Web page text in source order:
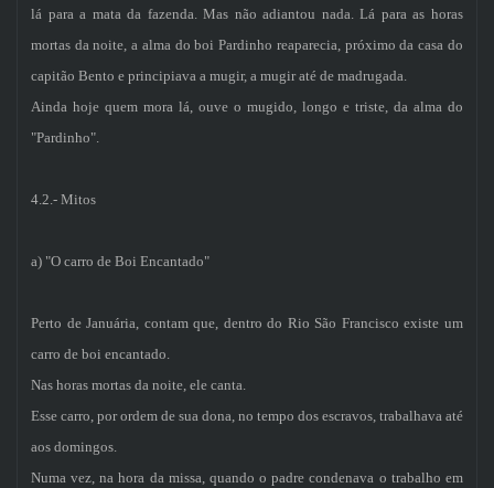
lá para a mata da fazenda. Mas não adiantou nada. Lá para as horas
mortas da noite, a alma do boi Pardinho reaparecia, próximo da casa do
capitão Bento e principiava a mugir, a mugir até de madrugada.
Ainda hoje quem mora lá, ouve o mugido, longo e triste, da alma do
"Pardinho".
4.2.- Mitos
a) "O carro de Boi Encantado"
Perto de Januária, contam que, dentro do Rio São Francisco existe um
carro de boi encantado.
Nas horas mortas da noite, ele canta.
Esse carro, por ordem de sua dona, no tempo dos escravos, trabalhava até
aos domingos.
Numa vez, na hora da missa, quando o padre condenava o trabalho em